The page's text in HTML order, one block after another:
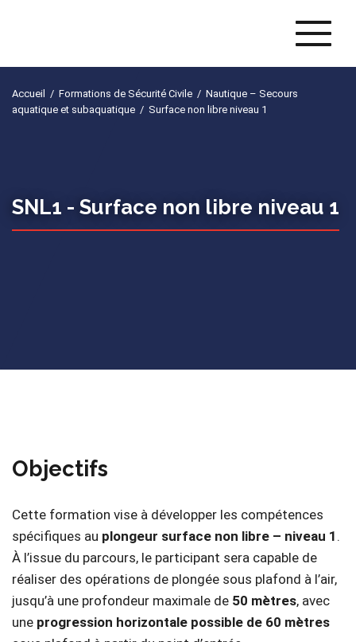
Accueil / Formations de Sécurité Civile / Nautique – Secours
aquatique et subaquatique / Surface non libre niveau 1
SNL1 - Surface non libre niveau 1
Objectifs
Cette formation vise à développer les compétences
spécifiques au plongeur surface non libre – niveau 1 .
À l’issue du parcours, le participant sera capable de
réaliser des opérations de plongée sous plafond à l’air,
jusqu’à une profondeur maximale de 50 mètres, avec
une progression horizontale possible de 60 mètres